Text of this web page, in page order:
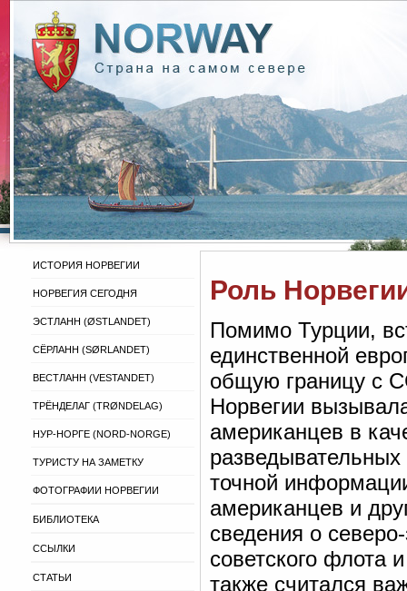
ИСТОРИЯ НОРВЕГИИ
НОРВЕГИЯ СЕГОДНЯ
ЭСТЛАНН (ØSTLANDET)
СЁРЛАНН (SØRLANDET)
ВЕСТЛАНН (VESTANDET)
ТРЁНДЕЛАГ (TRØNDELAG)
НУР-НОРГЕ (NORD-NORGE)
ТУРИСТУ НА ЗАМЕТКУ
ФОТОГРАФИИ НОРВЕГИИ
БИБЛИОТЕКА
ССЫЛКИ
СТАТЬИ
Роль
Помимо Турции,
единственной
общую границу с
Норвегии
американцев в
точной
американцев и
сведения о
советского флота
также считался